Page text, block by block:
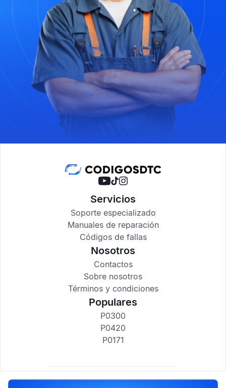
Servicios
Soporte especializado
Manuales de reparación
Códigos de fallas
Nosotros
Contactos
Sobre nosotros
Términos y condiciones
Populares
P0300
P0420
P0171